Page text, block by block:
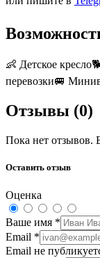
👶 Детское кресло
перевозки🚐
Отзывы (0)
Пока нет отзывов.
Оставить отзыв
Оценка
Ваше имя *
Email *
Email не